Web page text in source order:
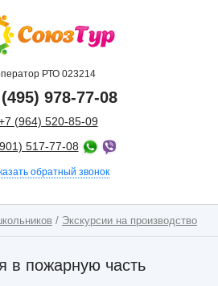
РТО 023214
978-77-08
(964) 520-85-09
517-77-08
обратный звонок
/ Экскурсии на производство
в пожарную часть